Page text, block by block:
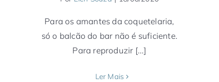
Para os amantes da coquetelaria,
só o balcão do bar não é suficiente.
Para reproduzir [...]
Ler Mais